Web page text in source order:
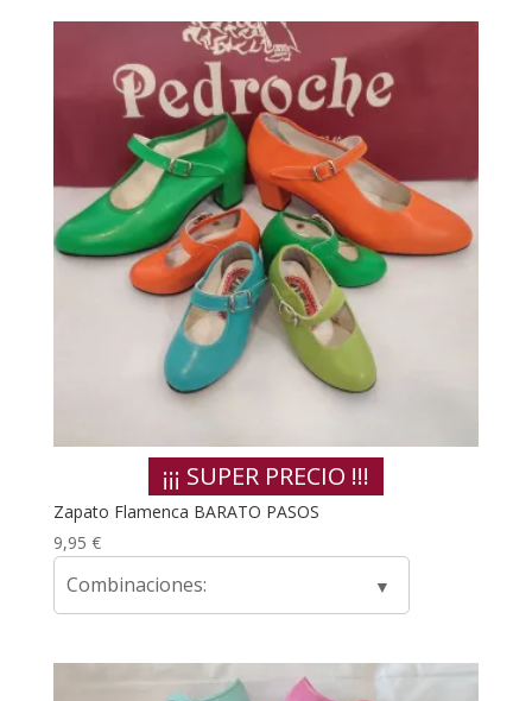
¡¡¡ SUPER PRECIO !!!
Zapato Flamenca BARATO PASOS
9,95 €
Combinaciones: